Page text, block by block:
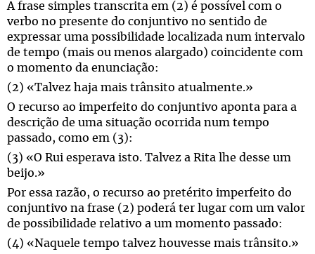
A frase simples transcrita em (2) é possível com o
verbo no presente do conjuntivo no sentido de
expressar uma possibilidade localizada num intervalo
de tempo (mais ou menos alargado) coincidente com
o momento da enunciação:
(2) «Talvez haja mais trânsito atualmente.»
O recurso ao imperfeito do conjuntivo aponta para a
descrição de uma situação ocorrida num tempo
passado, como em (3):
(3) «O Rui esperava isto. Talvez a Rita lhe desse um
beijo.»
Por essa razão, o recurso ao pretérito imperfeito do
conjuntivo na frase (2) poderá ter lugar com um valor
de possibilidade relativo a um momento passado:
(4) «Naquele tempo talvez houvesse mais trânsito.»